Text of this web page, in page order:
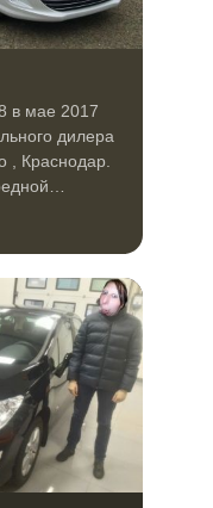
в мае 2017
дилера
, Краснодар.